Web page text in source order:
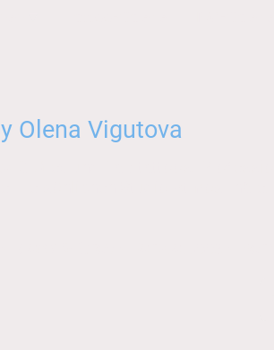
Olena Vigutova